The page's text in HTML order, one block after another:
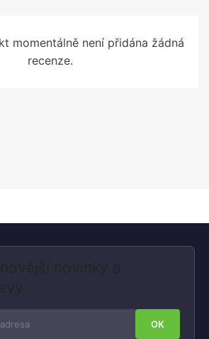
momentálně není přidána žádná
recenze.
novinky a